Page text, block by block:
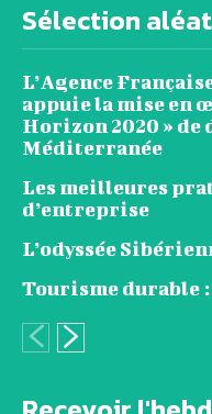
Sélection
L’Agence
appuie la mise en
Horizon 2020 »
Méditerranée
Les meilleures
d’entreprise
L’odyssée
Tourisme durable